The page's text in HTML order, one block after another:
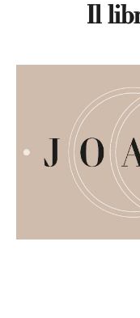
Il